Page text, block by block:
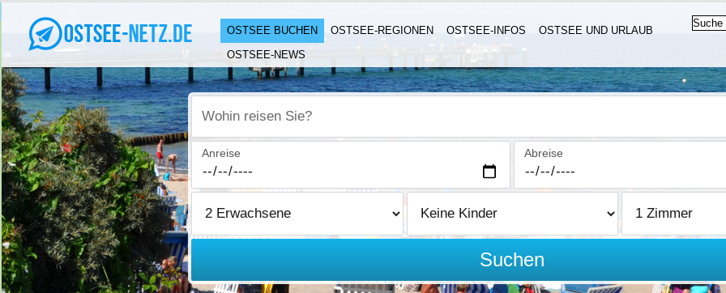
OSTSEE BUCHEN OSTSEE-REGIONEN OSTSEE-INFOS
OSTSEE UND URLAUB
OSTSEE-NEWS
Wohin reisen Sie?
Anreise Abreise
Suchen